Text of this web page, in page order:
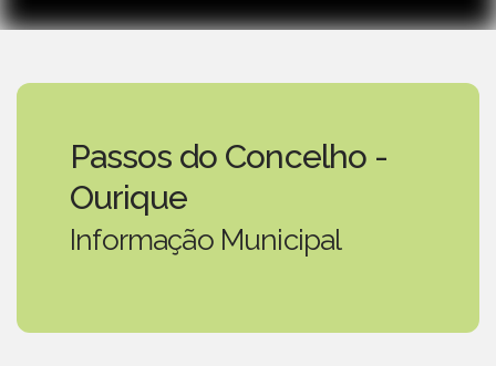
Passos do Concelho -
Ourique
Informação Municipal